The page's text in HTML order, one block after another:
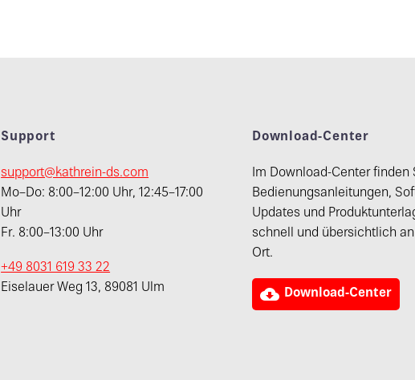
Support
support@kathrein-ds.com
Mo–Do: 8:00–12:00 Uhr, 12:45–17:00
Uhr
Fr. 8:00–13:00 Uhr
+49 8031 619 33 22
Eiselauer Weg 13, 89081 Ulm
Download-Center
Im Download-Center finden
Bedienungsanleitungen,
Updates und
schnell und übersichtlich
Ort.
 Download-Center